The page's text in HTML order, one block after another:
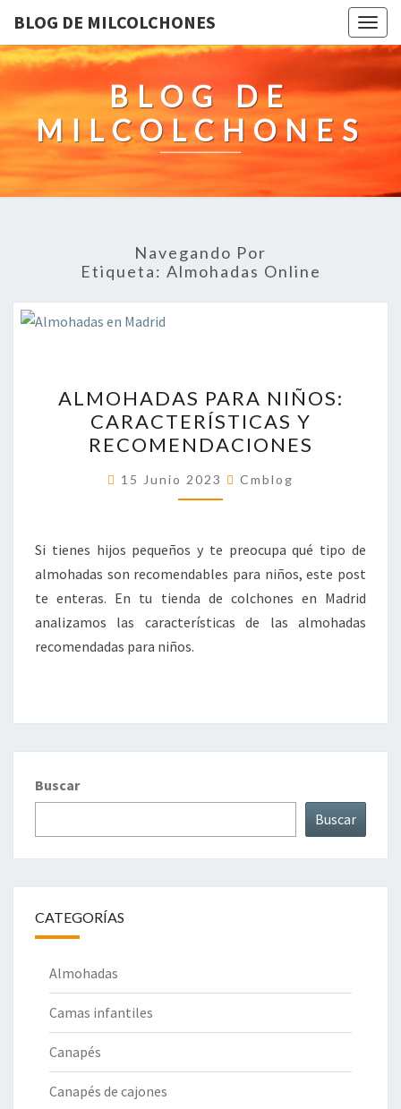
BLOG DE MILCOLCHONES
BLOG DE
MILCOLCHONES
Navegando Por
Etiqueta: Almohadas Online
PARA
NIÑOS:
CARACTERÍSTICAS
Y
RECOMENDACIONES
ALMOHADAS PARA NIÑOS:
CARACTERÍSTICAS Y
RECOMENDACIONES
15 Junio 2023 Cmblog
Si tienes hijos pequeños y te preocupa qué tipo de
almohadas son recomendables para niños, este post
te enteras. En tu tienda de colchones en Madrid
analizamos las características de las almohadas
recomendadas para niños.
Buscar
Buscar
CATEGORÍAS
Almohadas
Camas infantiles
Canapés
Canapés de cajones